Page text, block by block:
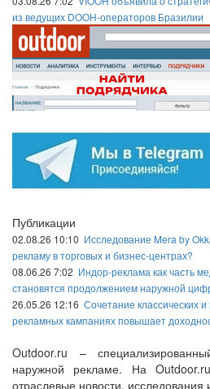
из ведущих DOOH-операторов Бразилии
Публикации
02.08.26 10:10 Исследование Mera by
рекламу в торговых и бизнес-центрах?
08.06.26 7:02 Индор-реклама как часть
становятся продолжением наружной
26.05.26 12:16 Сочетание классических
рекламных кампаниях повышает
Outdoor.ru –
наружной рекламе. На
отраслевые новости,